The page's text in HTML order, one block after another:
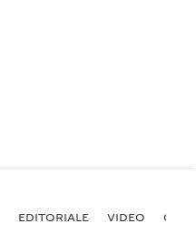
EDITORIALE VIDEO